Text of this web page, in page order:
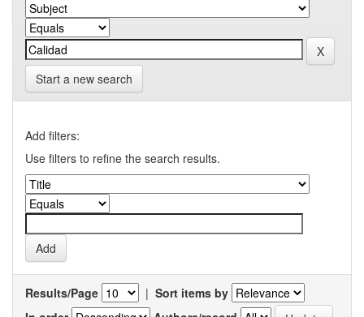
Start a new search
Add filters:
Use filters to refine the search results.
Results/Page | Sort items by